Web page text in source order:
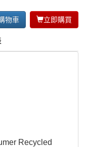
物車 立即購買
Recycled